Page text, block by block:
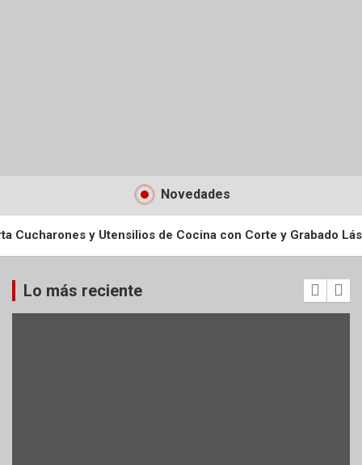
Novedades
y Utensilios de Cocina con Corte y Grabado Láser
Lo más reciente